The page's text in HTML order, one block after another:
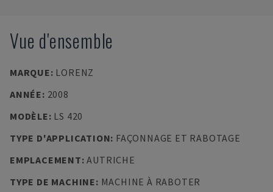
Vue d'ensemble
MARQUE: LORENZ
ANNÉE: 2008
MODÈLE: LS 420
TYPE D'APPLICATION: FAÇONNAGE ET RABOTAGE
EMPLACEMENT:AUTRICHE
TYPE DE MACHINE: MACHINE À RABOTER